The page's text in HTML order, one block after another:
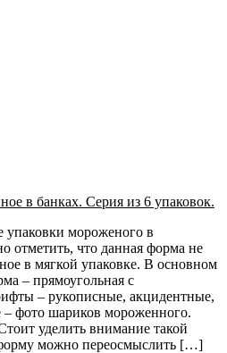
в банках. Серия из 6 упаковок.
мороженого в
отметить, что данная форма не
в мягкой упаковке. В основном
– прямоугольная с
– рукописные, акцидентные,
– фото шариков мороженного.
уделить внимание такой
можно переосмыслить […]